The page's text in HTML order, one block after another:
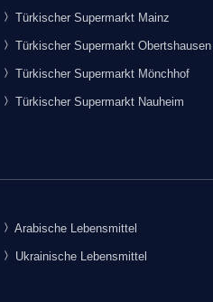
Türkischer Supermarkt Mainz
Türkischer Supermarkt Obertshausen
Türkischer Supermarkt Mönchhof
Türkischer Supermarkt Nauheim
Arabische Lebensmittel
Ukrainische Lebensmittel